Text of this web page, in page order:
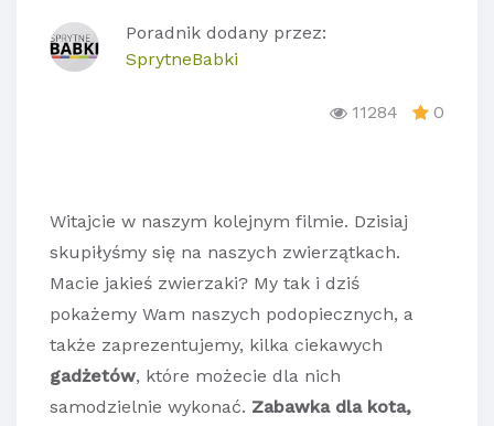
Poradnik dodany przez:
SprytneBabki
11284 0
Witajcie w naszym kolejnym filmie. Dzisiaj
skupiłyśmy się na naszych zwierzątkach.
Macie jakieś zwierzaki? My tak i dziś
pokażemy Wam naszych podopiecznych, a
także zaprezentujemy, kilka ciekawych
gadżetów, które możecie dla nich
samodzielnie wykonać. Zabawka dla kota,